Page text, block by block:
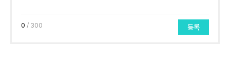
0 / 300 등록